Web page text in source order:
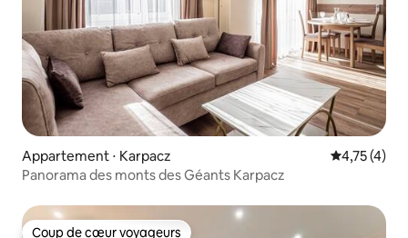
Appartement ⋅ Karpacz Évaluation
4,75 (4)
Panorama des monts des Géants Karpacz
Coup de cœur voyageurs